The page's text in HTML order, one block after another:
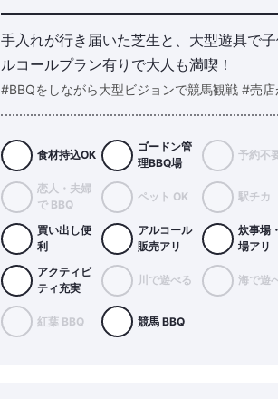
手入れが行き届いた芝生と、大型遊具で
ルコールプラン有りで大人も満喫！
#BBQをしながら大型ビジョンで競馬観戦 #売
食材持込OK
ゴードン管
理BBQ場
予約不
恋人・夫婦
で BBQ
ペット OK 駅チカ
買い出し便
利
アルコール
販売アリ
炊事場
場アリ
アクティビ
ティ充実
川で遊べる 海で遊
紅葉 BBQ 競馬 BBQ